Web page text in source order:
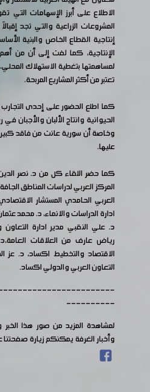
الاطلاع على أبرز الإسهامات التي
المشروعات الزراعية والتي تجد
إنتاجية القطاع الخاص والبنية
الإنتاجية، كما لفت إلى أن من
لمساهمتها بتغطية الاستهلاك المحلي،
تعتبر من أكثر المشاريع المربحة.
كما اطلع الحضور على إحدى التجارب
الحيوانية وانتاج الألبان
وخاصة أن سورية عانت من فاقد كبير
عليها.
كما حضر اللقاء كل من د. نصر الدين
المركز العربي لدراسات المناطق
العربي الحامدي المستشار
ادارة الدراسات والانماء، د. محمد
د. علي النقبي مدير ادارة التعاون
رياض عارف من العلاقات
الاقتصاد والتخطيط اكساد، د.
التعاون العربي والدولي اكساد.
----------
لمشاهدة المزيد من صور هذا
وأخبار الغرفة يمكنكم زيارة